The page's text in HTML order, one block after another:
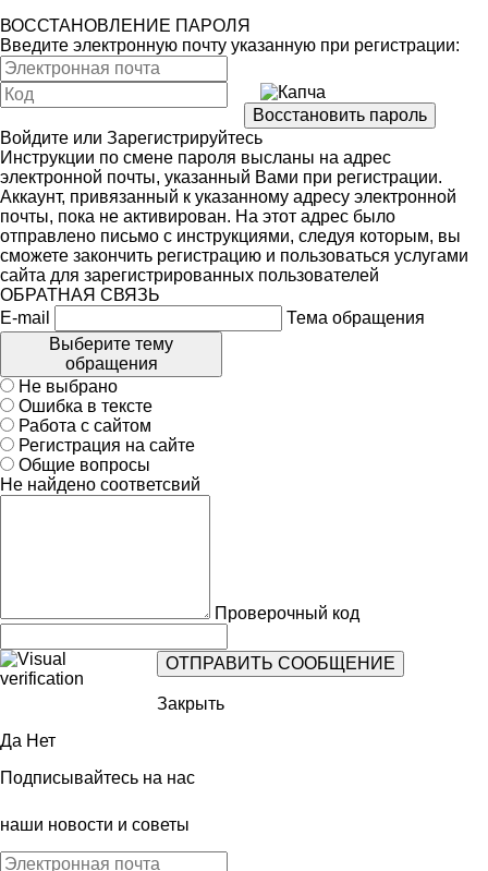
ВОССТАНОВЛЕНИЕ ПАРОЛЯ
Введите электронную почту указанную при регистрации:
Войдите или Зарегистрируйтесь
Инструкции по смене пароля высланы на адрес
электронной почты, указанный Вами при регистрации.
Аккаунт, привязанный к указанному адресу электронной
почты, пока не активирован. На этот адрес было
отправлено письмо с инструкциями, следуя которым, вы
сможете закончить регистрацию и пользоваться услугами
сайта для зарегистрированных пользователей
ОБРАТНАЯ СВЯЗЬ
E-mail
Тема обращения
Выберите тему
обращения
Не выбрано
Ошибка в тексте
Работа с сайтом
Регистрация на сайте
Общие вопросы
Не найдено соответсвий
Проверочный код
Закрыть
Да Нет
Подписывайтесь на нас
наши новости и советы